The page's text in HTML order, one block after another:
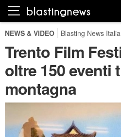
NEWS & VIDEO Blasting News Italia
Trento Film
oltre 150 eventi
montagna